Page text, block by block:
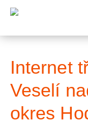
Internet
Veselí
okres
: Mapa pokrytí ulice